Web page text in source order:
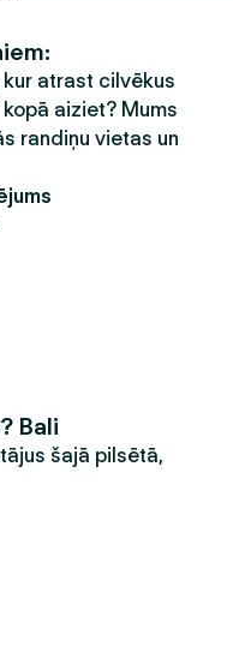
kur atrast cilvēkus
aiziet? Mums
randiņu vietas un
Bali
šajā pilsētā,